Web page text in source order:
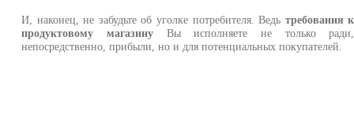
И, наконец, не забудьте об уголке потребителя. Ведь требования к
продуктовому магазинуВы исполняете не только ради,
непосредственно, прибыли, но и для потенциальных покупателей.